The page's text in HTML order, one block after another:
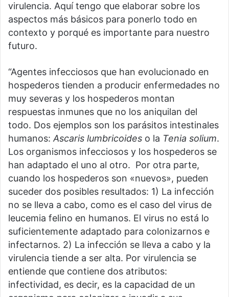
virulencia. Aquí tengo que elaborar sobre los
aspectos más básicos para ponerlo todo en
contexto y porqué es importante para nuestro
futuro.
“Agentes infecciosos que han evolucionado en
hospederos tienden a producir enfermedades no
muy severas y los hospederos montan
respuestas inmunes que no los aniquilan del
todo. Dos ejemplos son los parásitos intestinales
humanos:Ascaris lumbricoides o la Tenia solium.
Los organismos infecciosos y los hospederos se
han adaptado el uno al otro. Por otra parte,
cuando los hospederos son «nuevos», pueden
suceder dos posibles resultados: 1) La infección
no se lleva a cabo, como es el caso del virus de
leucemia felino en humanos. El virus no está lo
suficientemente adaptado para colonizarnos e
infectarnos. 2) La infección se lleva a cabo y la
virulencia tiende a ser alta. Por virulencia se
entiende que contiene dos atributos:
infectividad, es decir, es la capacidad de un